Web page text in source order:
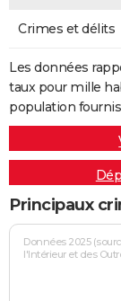
Crimes et délits
Les données
taux pour mille
population
Principaux
Données 2025
l'Intérieur et des